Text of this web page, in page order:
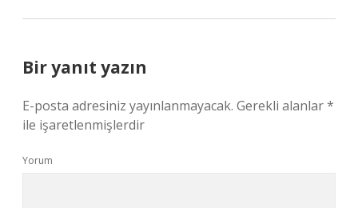
Bir yanıt yazın
E-posta adresiniz yayınlanmayacak. Gerekli alanlar*
ile işaretlenmişlerdir
Yorum